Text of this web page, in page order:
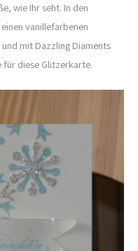
wie Ihr seht. In den
vanillefarbenen
mit Dazzling Diaments
diese Glitzerkarte.